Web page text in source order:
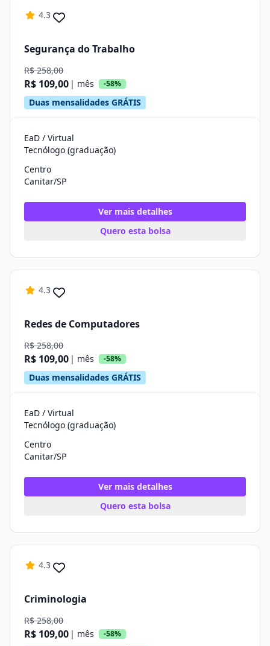
4.3
Segurança do Trabalho
R$ 258,00
R$ 109,00 | mês -58%
Duas mensalidades GRÁTIS
EaD / Virtual
Tecnólogo (graduação)
Centro
Canitar/SP
Ver mais detalhes
Quero esta bolsa
4.3
Redes de Computadores
R$ 258,00
R$ 109,00 | mês -58%
Duas mensalidades GRÁTIS
EaD / Virtual
Tecnólogo (graduação)
Centro
Canitar/SP
Ver mais detalhes
Quero esta bolsa
4.3
Criminologia
R$ 258,00
R$ 109,00 | mês -58%